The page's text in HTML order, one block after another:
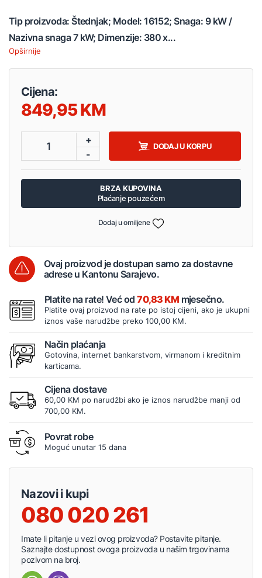
Tip proizvoda: Štednjak; Model: 16152; Snaga: 9 kW /
Nazivna snaga 7 kW; Dimenzije: 380 x...
Opširnije
Cijena:
849,95
1
+
-
DODAJ U KORPU
BRZA KUPOVINA
Plaćanje pouzećem
Dodaj u omiljene
Ovaj proizvod je dostupan samo za dostavne
adrese u Kantonu Sarajevo.
Platite na rate! Već od70,83 KM mjesečno.
Platite ovaj proizvod na rate po istoj cijeni, ako je ukupni
iznos vaše narudžbe preko 100,00 KM.
Način plaćanja
Gotovina, internet bankarstvom, virmanom i kreditnim
karticama.
Cijena dostave
60,00 KM po narudžbi ako je iznos narudžbe manji od
700,00 KM.
Povrat robe
Moguć unutar 15 dana
Nazovi i kupi
080 020 261
Imate li pitanje u vezi ovog proizvoda? Postavite pitanje.
Saznajte dostupnost ovoga proizvoda u našim trgovinama
pozivom na broj.